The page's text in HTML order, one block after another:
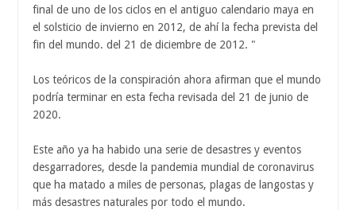
final de uno de los ciclos en el antiguo calendario maya en
el solsticio de invierno en 2012, de ahí la fecha prevista del
fin del mundo. del 21 de diciembre de 2012. "
Los teóricos de la conspiración ahora afirman que el mundo
podría terminar en esta fecha revisada del 21 de junio de
2020.
Este año ya ha habido una serie de desastres y eventos
desgarradores, desde la pandemia mundial de coronavirus
que ha matado a miles de personas, plagas de langostas y
más desastres naturales por todo el mundo.